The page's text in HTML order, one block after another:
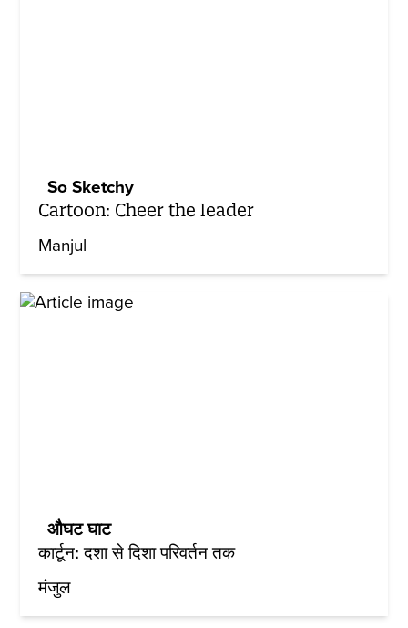
So Sketchy
Cartoon: Cheer the leader
Manjul
औघट घाट
कार्टून: दशा से दिशा परिवर्तन तक
मंजुल